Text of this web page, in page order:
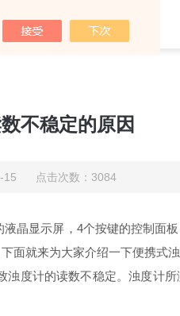
不稳定的原因
15 点击次数：3084
显示屏，4个按键的控制面
面就来为大家介绍一下便携式浊
度计的读数不稳定。浊度计